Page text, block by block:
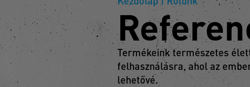
Termékeink természetes
felhasználásra, ahol az
lehetővé.